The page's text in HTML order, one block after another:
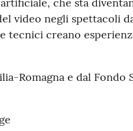
video negli spettacoli
creano
Romagna e dal Fondo